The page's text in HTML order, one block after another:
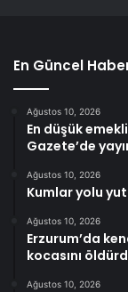
En Güncel
Ağustos 10, 2026
En düşük
Gazete’de
Ağustos 10, 2026
Kumlar yolu
Ağustos 10, 2026
Erzurum’da
kocasını
Ağustos 10, 2026